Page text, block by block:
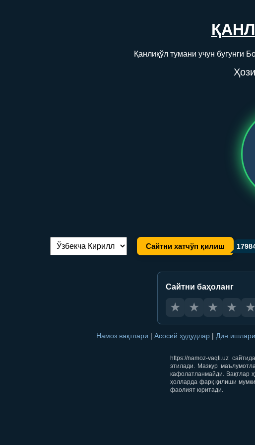
Қанлиқўл тумани учун бугунги
Тилни алмаштириш: Сайтни хатчўп қилиш
Сайтни баҳоланг
★ ★ ★ ★ ★
Намоз вақтлари | Асосий ҳудудлар | Дин
https://namoz-vaqti.uz
этилади. Мазкур
кафолатланмайди. Вақтлар
ҳолларда фарқ қилиши
фаолият юритади.